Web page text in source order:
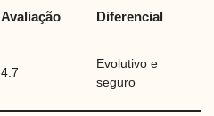
Avaliação Diferencial
4.7
Evolutivo e
seguro